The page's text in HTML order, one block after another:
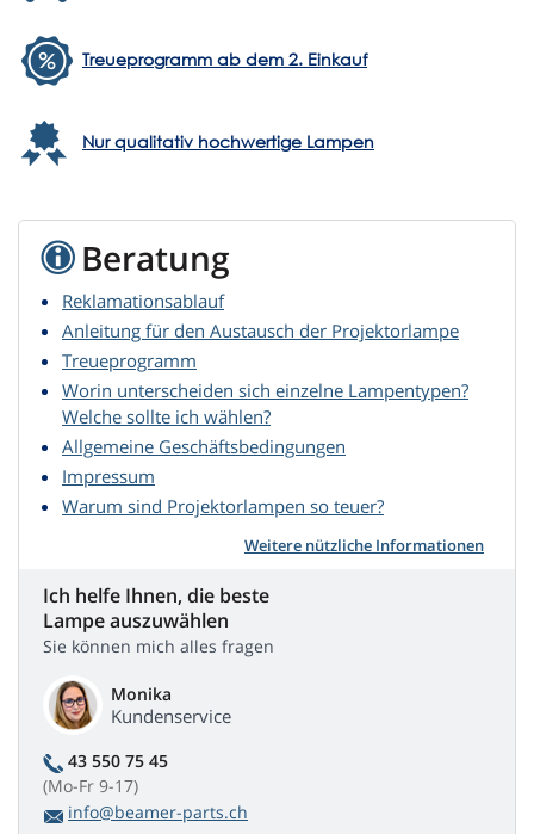
Treueprogramm ab dem 2. Einkauf
Nur qualitativ hochwertige Lampen
Beratung
Reklamationsablauf
Anleitung für den Austausch der Projektorlampe
Treueprogramm
Worin unterscheiden sich einzelne Lampentypen?
Welche sollte ich wählen?
Allgemeine Geschäftsbedingungen
Impressum
Warum sind Projektorlampen so teuer?
Weitere nützliche Informationen
Ich helfe Ihnen, die beste
Lampe auszuwählen
Sie können mich alles fragen
Monika
Kundenservice
43 550 75 45
(Mo-Fr 9-17)
info@beamer-parts.ch